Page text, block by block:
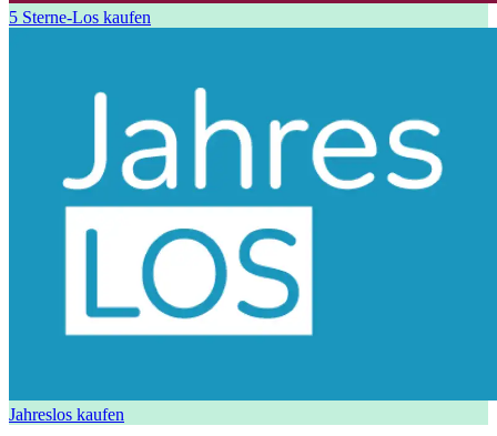
5 Sterne-Los kaufen
Jahreslos kaufen